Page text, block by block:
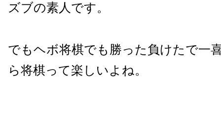
ズブの素人です。
でもヘボ将棋でも勝った負けたで一
ら将棋って楽しいよね。